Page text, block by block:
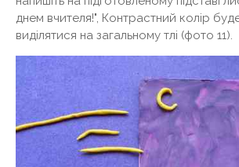
днем ​​вчителя!", Контрастний колір
виділятися на загальному тлі (фото 11).